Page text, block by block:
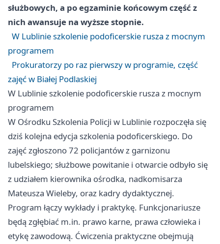
służbowych, a po egzaminie końcowym część z
nich awansuje na wyższe stopnie.
W Lublinie szkolenie podoficerskie rusza z mocnym
programem
Prokuratorzy po raz pierwszy w programie, część
zajęć w Białej Podlaskiej
W Lublinie szkolenie podoficerskie rusza z mocnym
programem
W Ośrodku Szkolenia Policji w Lublinie rozpoczęła się
dziś kolejna edycja szkolenia podoficerskiego. Do
zajęć zgłoszono 72 policjantów z garnizonu
lubelskiego; służbowe powitanie i otwarcie odbyło się
z udziałem kierownika ośrodka, nadkomisarza
Mateusza Wieleby, oraz kadry dydaktycznej.
Program łączy wykłady i praktykę. Funkcjonariusze
będą zgłębiać m.in. prawo karne, prawa człowieka i
etykę zawodową. Ćwiczenia praktyczne obejmują